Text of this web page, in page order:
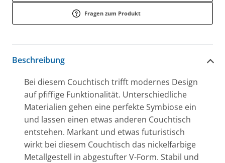
Fragen zum Produkt
Beschreibung
Bei diesem Couchtisch trifft modernes Design
auf pfiffige Funktionalität. Unterschiedliche
Materialien gehen eine perfekte Symbiose ein
und lassen einen etwas anderen Couchtisch
entstehen. Markant und etwas futuristisch
wirkt bei diesem Couchtisch das nickelfarbige
Metallgestell in abgestufter V-Form. Stabil und